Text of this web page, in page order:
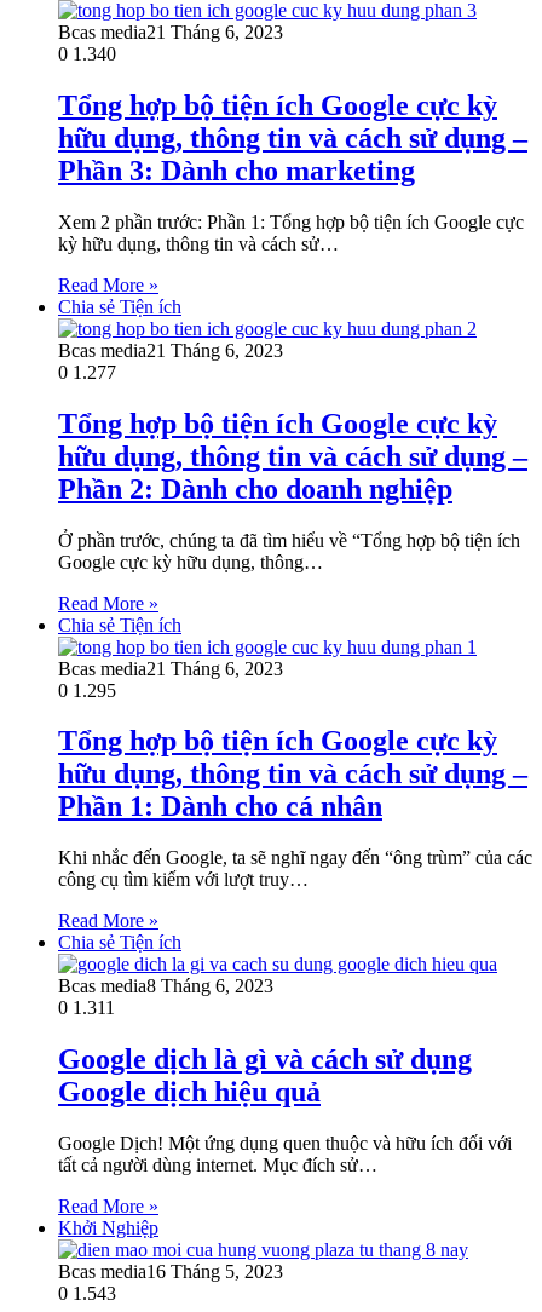
Bcas media21 Tháng 6, 2023
0 1.340
Tổng hợp bộ tiện ích Google cực kỳ
hữu dụng, thông tin và cách sử dụng –
Phần 3: Dành cho marketing
Xem 2 phần trước: Phần 1: Tổng hợp bộ tiện ích Google cực
kỳ hữu dụng, thông tin và cách sử…
Read More »
Chia sẻ Tiện ích
Bcas media21 Tháng 6, 2023
0 1.277
Tổng hợp bộ tiện ích Google cực kỳ
hữu dụng, thông tin và cách sử dụng –
Phần 2: Dành cho doanh nghiệp
Ở phần trước, chúng ta đã tìm hiểu về “Tổng hợp bộ tiện ích
Google cực kỳ hữu dụng, thông…
Read More »
Chia sẻ Tiện ích
Bcas media21 Tháng 6, 2023
0 1.295
Tổng hợp bộ tiện ích Google cực kỳ
hữu dụng, thông tin và cách sử dụng –
Phần 1: Dành cho cá nhân
Khi nhắc đến Google, ta sẽ nghĩ ngay đến “ông trùm” của các
công cụ tìm kiếm với lượt truy…
Read More »
Chia sẻ Tiện ích
Bcas media8 Tháng 6, 2023
0 1.311
Google dịch là gì và cách sử dụng
Google dịch hiệu quả
Google Dịch! Một ứng dụng quen thuộc và hữu ích đối với
tất cả người dùng internet. Mục đích sử…
Read More »
Khởi Nghiệp
Bcas media16 Tháng 5, 2023
0 1.543